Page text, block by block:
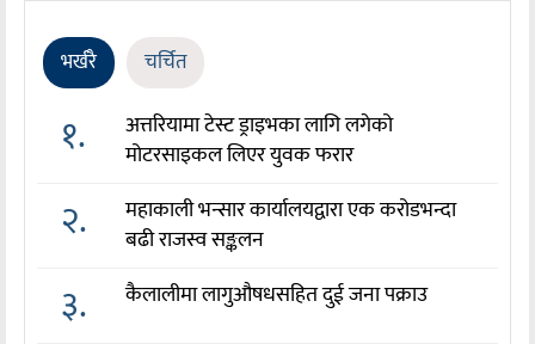
भर्खरै चर्चित
१.
अत्तरियामा टेस्ट ड्राइभका लागि लगेको
मोटरसाइकल लिएर युवक फरार
२.
महाकाली भन्सार कार्यालयद्वारा एक करोडभन्दा
बढी राजस्व सङ्कलन
३. कैलालीमा लागुऔषधसहित दुई जना पक्राउ